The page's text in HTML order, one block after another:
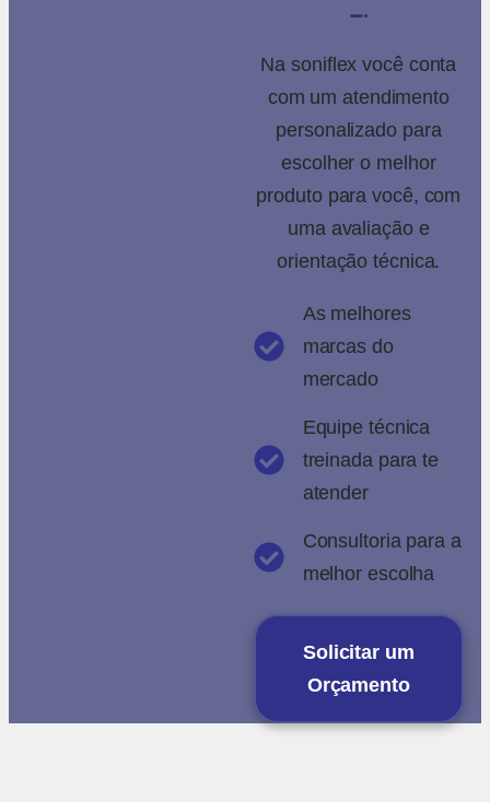
Na soniflex você conta
com um atendimento
personalizado para
escolher o melhor
produto para você, com
uma avaliação e
orientação técnica.
As melhores
marcas do
mercado
Equipe técnica
treinada para te
atender
Consultoria para a
melhor escolha
Solicitar um
Orçamento